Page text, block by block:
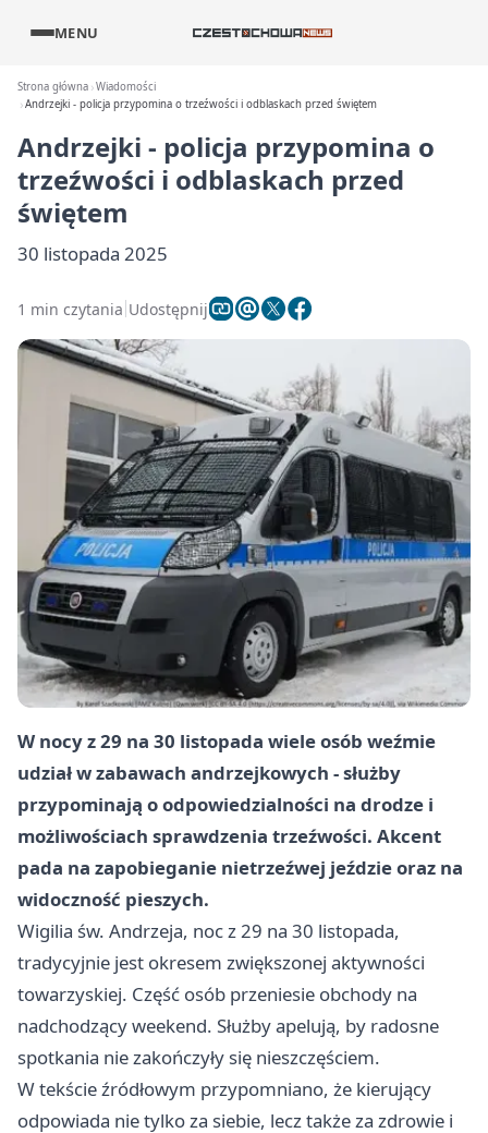
MENU
Strona główna Wiadomości
Andrzejki - policja przypomina o trzeźwości i odblaskach przed świętem
Andrzejki - policja przypomina o
trzeźwości i odblaskach przed
świętem
30 listopada 2025
1 min czytania Udostępnij
W nocy z 29 na 30 listopada wiele osób weźmie
udział w zabawach andrzejkowych - służby
przypominają o odpowiedzialności na drodze i
możliwościach sprawdzenia trzeźwości. Akcent
pada na zapobieganie nietrzeźwej jeździe oraz na
widoczność pieszych.
Wigilia św. Andrzeja, noc z 29 na 30 listopada,
tradycyjnie jest okresem zwiększonej aktywności
towarzyskiej. Część osób przeniesie obchody na
nadchodzący weekend. Służby apelują, by radosne
spotkania nie zakończyły się nieszczęściem.
W tekście źródłowym przypomniano, że kierujący
odpowiada nie tylko za siebie, lecz także za zdrowie i